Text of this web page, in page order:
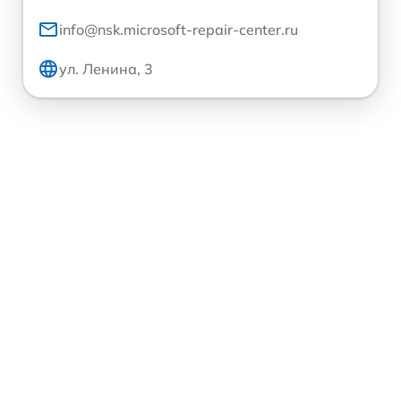
info@nsk.microsoft-repair-center.ru
ул. Ленина, 3